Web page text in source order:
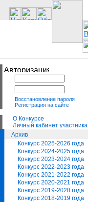
Восстановление пароля
Регистрация на сайте
О Конкурсе
Личный кабинет участника
Архив
Конкурс 2025-2026 года
Конкурс 2024-2025 года
Конкурс 2023-2024 года
Конкурс 2022-2023 года
Конкурс 2021-2022 года
Конкурс 2020-2021 года
Конкурс 2019-2020 года
Конкурс 2018-2019 года